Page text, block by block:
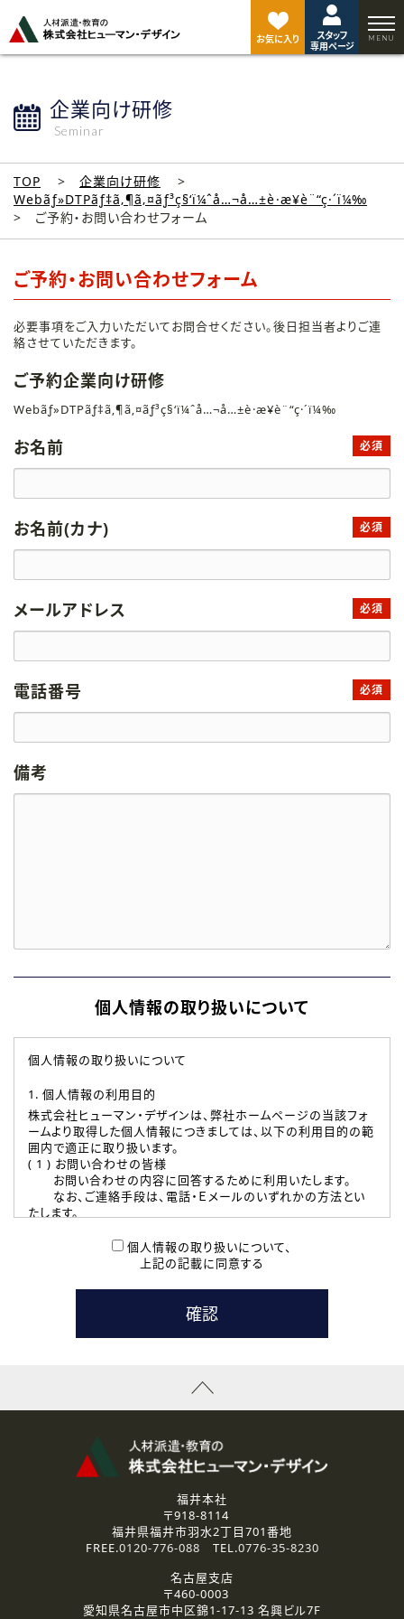
お気に入り
スタッフ
専用ページ
企業向け研修
Seminar
TOP
企業向け研修
Webãƒ»DTPãƒ‡ã‚¶ã‚¤ãƒ³ç§‘ï¼ˆå…¬å…±è·æ¥­è¨“ç·´ï¼‰
ご予約・お問い合わせフォーム
ご予約・お問い合わせフォーム
必要事項をご入力いただいてお問合せください。後日担当者よりご連
絡させていただきます。
ご予約企業向け研修
Webãƒ»DTPãƒ‡ã‚¶ã‚¤ãƒ³ç§‘ï¼ˆå…¬å…±è·æ¥­è¨“ç·´ï¼‰
お名前 必須
お名前(カナ) 必須
メールアドレス 必須
電話番号 必須
備考
個人情報の取り扱いについて
個人情報の取り扱いについて
1. 個人情報の利用目的
株式会社ヒューマン・デザインは、弊社ホームページの当該フォ
ームより取得した個人情報につきましては、以下の利用目的の範
囲内で適正に取り扱います。
( 1 ) お問い合わせの皆様
お問い合わせの内容に回答するために利用いたします。
なお、ご連絡手段は、電話・Ｅメールのいずれかの方法とい
たします。
本登録に関するご連絡および本登録時の参考情報として利
たします。
( 3 ) スタッフ派遣を検討されている企業の皆様
お問い合わせの内容に回答するために利用いたします。
なお、ご連絡手段は、電話・Ｅメールのいずれかの方法とい
資料送付、受講相談に関するご連絡のために利用いたしま
その他、お問い合わせの内容に回答するために利用いたし
なお、ご連絡手段は、電話・Ｅメールのいずれかの方法とい
2.個人情報の第三者提供
ご提供いただいた個人情報は、法令等の規定に従う場合を除き、
3.個人情報の取り扱いの委託
弊社の定める個人情報保護の評価基準を満たした委託先に、個
個人情報の取り扱いについて、
上記の記載に同意する
ジ
ト
福井本社
〒918-8114
福井県福井市羽水2丁目701番地
FREE.0120-776-088 TEL.0776-35-8230
名古屋支店
〒460-0003
愛知県名古屋市中区錦1-17-13 名興ビル7F